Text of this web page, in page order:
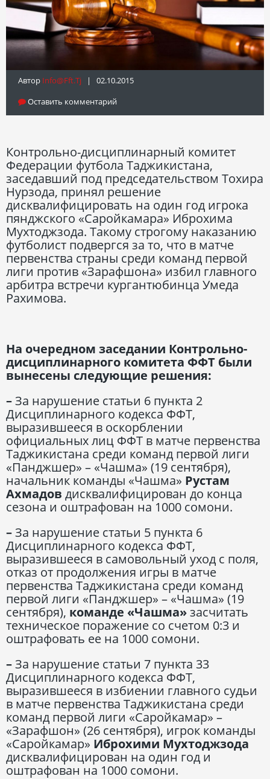
Автор Info@fft.tj | 02.10.2015
Оставить комментарий
Контрольно-дисциплинарный комитет
Федерации футбола Таджикистана,
заседавший под председательством Тохира
Нурзода, принял решение
дисквалифицировать на один год игрока
пянджского «Саройкамара» Иброхима
Мухтоджзода. Такому строгому наказанию
футболист подвергся за то, что в матче
первенства страны среди команд первой
лиги против «Зарафшона» избил главного
арбитра встречи кургантюбинца Умеда
Рахимова.
На очередном заседании Контрольно-
дисциплинарного комитета ФФТ были
вынесены следующие решения:
–За нарушение статьи 6 пункта 2
Дисциплинарного кодекса ФФТ,
выразившееся в оскорблении
официальных лиц ФФТ в матче первенства
Таджикистана среди команд первой лиги
«Панджшер» – «Чашма» (19 сентября),
начальник команды «Чашма» Рустам
Ахмадов дисквалифицирован до конца
сезона и оштрафован на 1000 сомони.
–За нарушение статьи 5 пункта 6
Дисциплинарного кодекса ФФТ,
выразившееся в самовольный уход с поля,
отказ от продолжения игры в матче
первенства Таджикистана среди команд
первой лиги «Панджшер» – «Чашма» (19
сентября), команде «Чашма»засчитать
техническое поражение со счетом 0:3 и
оштрафовать ее на 1000 сомони.
–За нарушение статьи 7 пункта 33
Дисциплинарного кодекса ФФТ,
выразившееся в избиении главного судьи
в матче первенства Таджикистана среди
команд первой лиги «Саройкамар» –
«Зарафшон» (26 сентября), игрок команды
«Саройкамар» Иброхими Мухтоджзода
дисквалифицирован на один год и
оштрафован на 1000 сомони.